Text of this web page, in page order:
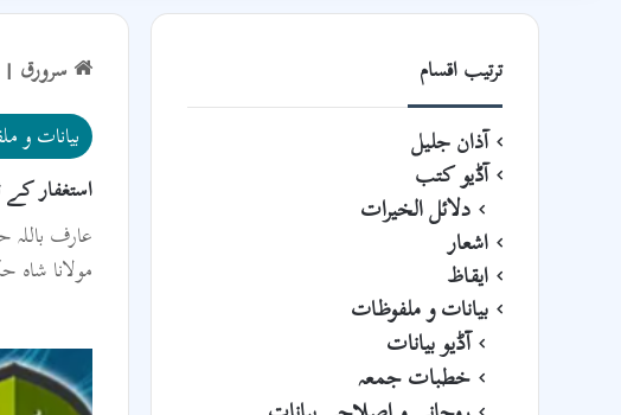
سرورق |
بیانات و
استغفار
عارف
مولانا
ترتیب اقسام
آذان جلیل
آڈیو کتب
دلائل الخیرات
اشعار
ایقاظ
بیانات و ملفوظات
آڈیو بیانات
خطبات جمعہ